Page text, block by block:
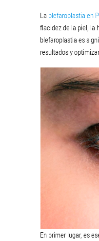
La blefaroplastia en
flacidez de la piel, la
blefaroplastia es
resultados y
En primer lugar, es